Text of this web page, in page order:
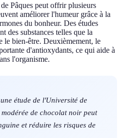
Pâques peut offrir plusieurs
améliorer l'humeur grâce à la
du bonheur. Des études
des substances telles que la
le bien-être. Deuxièmement, le
d'antioxydants, ce qui aide à
l'organisme.
étude de l'Université de
de chocolat noir peut
et réduire les risques de